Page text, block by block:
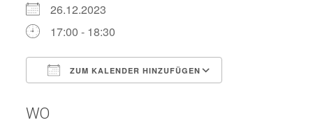
26.12.2023
17:00 - 18:30
ZUM KALENDER HINZUFÜGEN
WO